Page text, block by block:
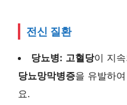
전신 질환
당뇨병: 고혈당이 지
당뇨망막병증을 유발하여
요.